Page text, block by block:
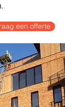
een offerte